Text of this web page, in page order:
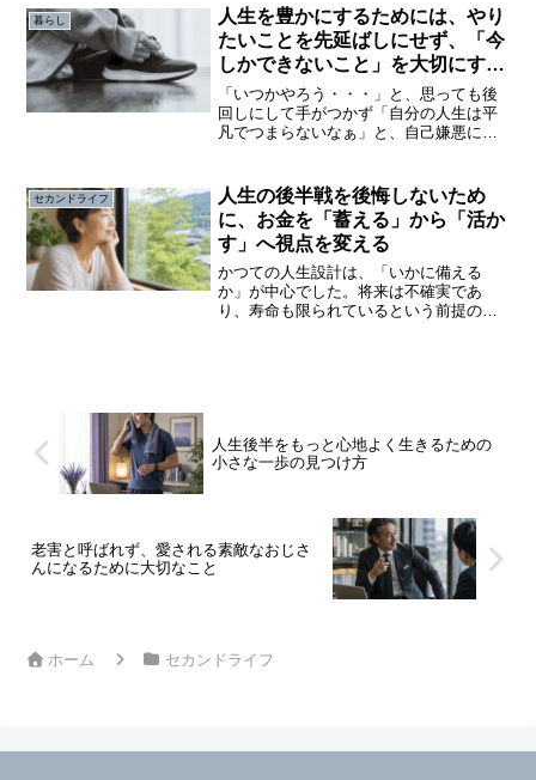
まったようです。日本と米国との相互関
税の...
暮らし
人生を豊かにするためには、やり
たいことを先延ばしにせず、「今
しかできないこと」を大切にする
こと
「いつかやろう・・・」と、思っても後
回しにして手がつかず「自分の人生は平
凡でつまらないなぁ」と、自己嫌悪に陥
訳をしながら、ずるずると時は過ぎてい
くこんな経験をした方も少...
セカンドライフ
人生の後半戦を後悔しないため
に、お金を「蓄える」から「活か
す」へ視点を変える
かつての人生設計は、「いかに備える
か」が中心でした。将来は不確実であ
り、寿命も限られているという前提のも
人生後半をもっと心地よく生きるための
小さな一歩の見つけ方
老害と呼ばれず、愛される素敵なおじさ
んになるために大切なこと
ホーム セカンドライフ